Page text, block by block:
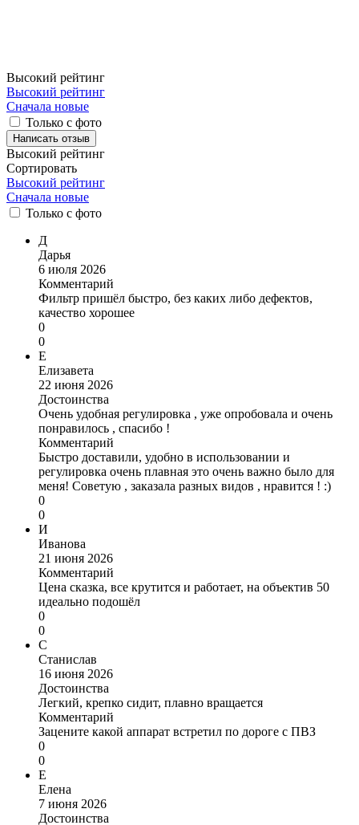
Высокий рейтинг
Высокий рейтинг
Сначала новые
Только с фото
Написать отзыв
Высокий рейтинг
Сортировать
Высокий рейтинг
Сначала новые
Только с фото
Д
Дарья
6 июля 2026
Комментарий
Фильтр пришёл быстро, без каких либо дефектов,
качество хорошее
0
0
Е
Елизавета
22 июня 2026
Достоинства
Очень удобная регулировка , уже опробовала и очень
понравилось , спасибо !
Комментарий
Быстро доставили, удобно в использовании и
регулировка очень плавная это очень важно было для
меня! Советую , заказала разных видов , нравится ! :)
0
0
И
Иванова
21 июня 2026
Комментарий
Цена сказка, все крутится и работает, на объектив 50
идеально подошёл
0
0
С
Станислав
16 июня 2026
Достоинства
Легкий, крепко сидит, плавно вращается
Комментарий
Зацените какой аппарат встретил по дороге с ПВЗ
0
0
Е
Елена
7 июня 2026
Достоинства